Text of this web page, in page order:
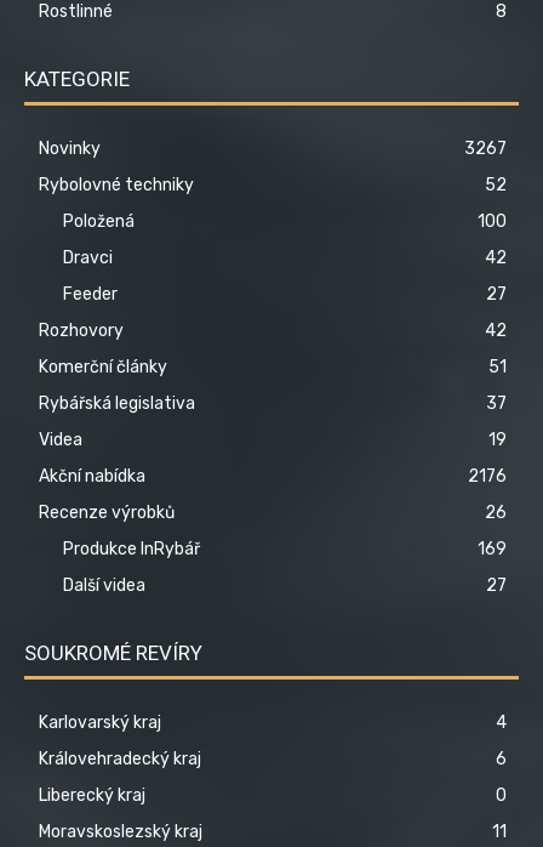
Rostlinné
8
KATEGORIE
Novinky
3267
Rybolovné techniky
52
Položená
100
Dravci
42
Feeder
27
Rozhovory
42
Komerční články
51
Rybářská legislativa
37
Videa
19
Akční nabídka
2176
Recenze výrobků
26
Produkce InRybář
169
Další videa
27
SOUKROMÉ REVÍRY
Karlovarský kraj
4
Královehradecký kraj
6
Liberecký kraj
0
Moravskoslezský kraj
11